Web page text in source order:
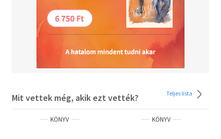
Mit vettek még, akik ezt vették? Teljes lista
KÖNYV KÖNYV